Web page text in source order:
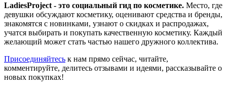
LadiesProject - это социальный гид по косметике. Место, где
девушки обсуждают косметику, оценивают средства и бренды,
знакомятся с новинками, узнают о скидках и распродажах,
учатся выбирать и покупать качественную косметику. Каждый
желающий может стать частью нашего дружного коллектива.
Присоединяйтесь к нам прямо сейчас, читайте,
комментируйте, делитесь отзывами и идеями, рассказывайте о
новых покупках!